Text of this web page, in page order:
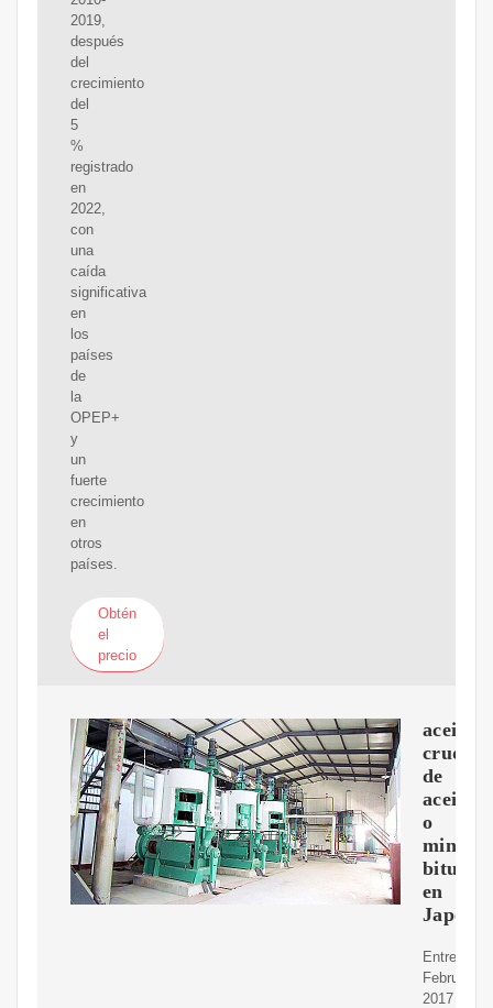
2019,
después
del
crecimiento
del
5
%
registrado
en
2022,
con
una
caída
significativa
en
los
países
de
la
OPEP+
y
un
fuerte
crecimiento
en
otros
países.
Obtén
el
precio
aceite
crudo
de
aceite
o
en
Japón
Entre
February
2017